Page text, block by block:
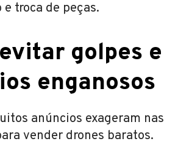
troca de peças.
golpes e
enganosos
anúncios exageram nas
vender drones baratos.